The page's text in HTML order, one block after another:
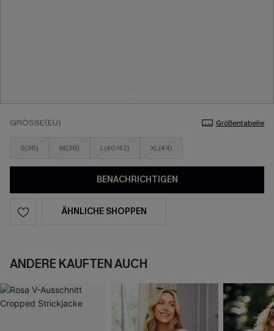
GRÖSSE(EU) Größentabelle
S(36) M(38) L(40/42) XL(44)
BENACHRICHTIGEN
ÄHNLICHE SHOPPEN
ANDERE KAUFTEN AUCH